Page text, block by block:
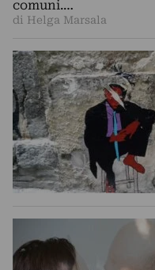
comuni.…
di Helga Marsala